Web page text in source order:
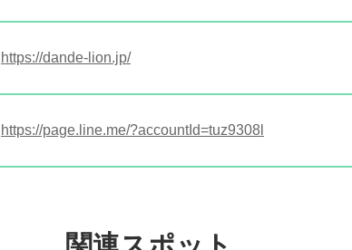
https://dande-lion.jp/
https://page.line.me/?accountId=tuz9308l